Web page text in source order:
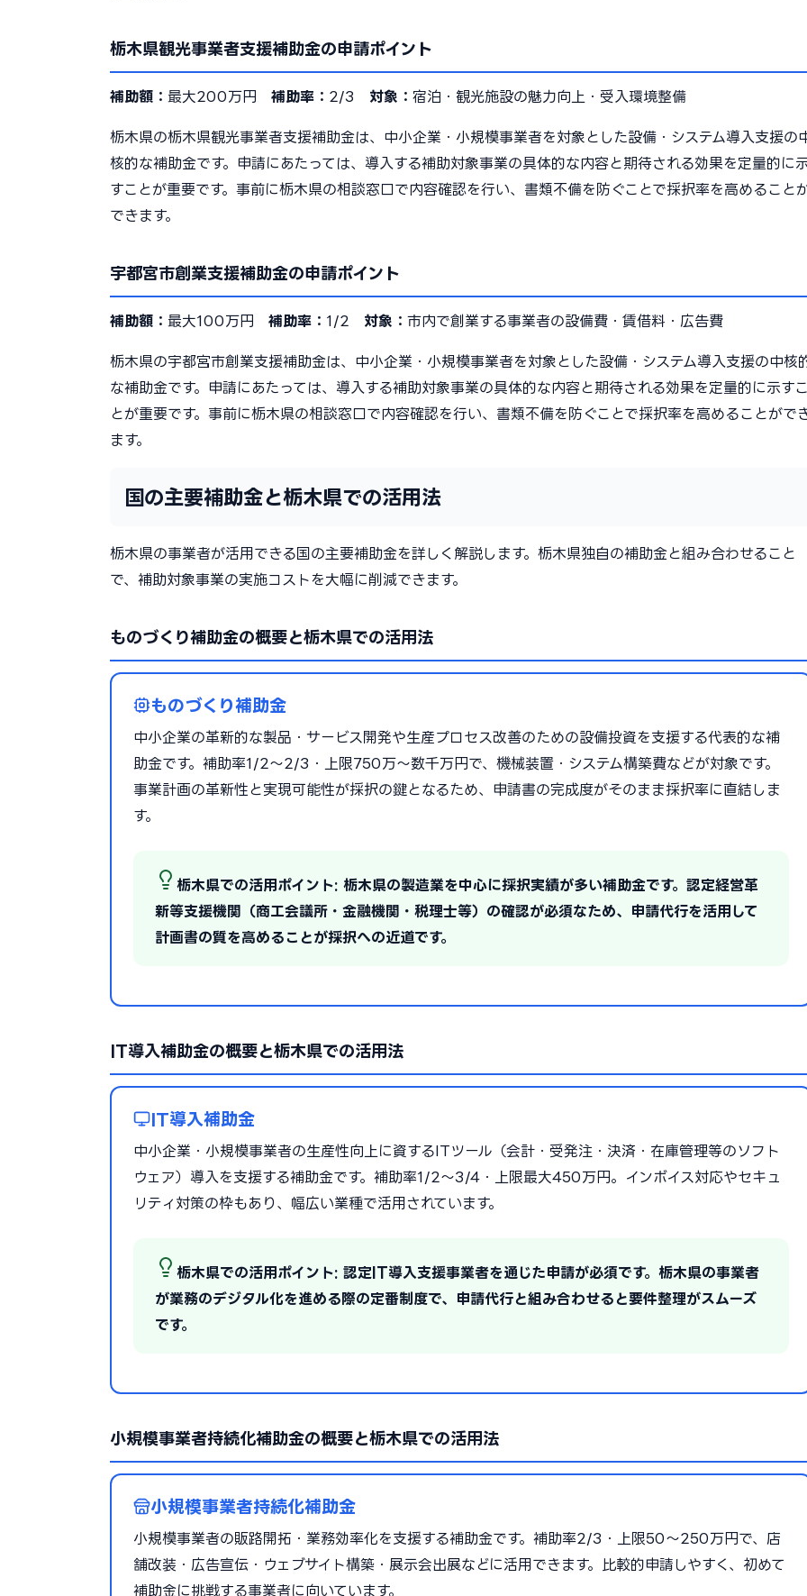
栃木県観光事業者支援補助金の申請ポイント
補助額： 最大200万円 補助率： 2/3 対象： 宿泊・観光施設の魅力向上・受入環境整備
栃木県の栃木県観光事業者支援補助金は、中小企業・小規模事業者を対象とした設備・システム導入支援の
核的な補助金です。申請にあたっては、導入する補助対象事業の具体的な内容と期待される効果を定量的に
すことが重要です。事前に栃木県の相談窓口で内容確認を行い、書類不備を防ぐことで採択率を高めること
できます。
宇都宮市創業支援補助金の申請ポイント
補助額： 最大100万円 補助率： 1/2 対象： 市内で創業する事業者の設備費・賃借料・広告費
栃木県の宇都宮市創業支援補助金は、中小企業・小規模事業者を対象とした設備・システム導入支援の中核
な補助金です。申請にあたっては、導入する補助対象事業の具体的な内容と期待される効果を定量的に示す
とが重要です。事前に栃木県の相談窓口で内容確認を行い、書類不備を防ぐことで採択率を高めることがで
ます。
国の主要補助金と栃木県での活用法
栃木県の事業者が活用できる国の主要補助金を詳しく解説します。栃木県独自の補助金と組み合わせること
で、補助対象事業の実施コストを大幅に削減できます。
ものづくり補助金の概要と栃木県での活用法
ものづくり補助金
中小企業の革新的な製品・サービス開発や生産プロセス改善のための設備投資を支援する代表的な補
助金です。補助率1/2〜2/3・上限750万〜数千万円で、機械装置・システム構築費などが対象です。
事業計画の革新性と実現可能性が採択の鍵となるため、申請書の完成度がそのまま採択率に直結しま
す。
栃木県での活用ポイント: 栃木県の製造業を中心に採択実績が多い補助金です。認定経営革
新等支援機関（商工会議所・金融機関・税理士等）の確認が必須なため、申請代行を活用して
計画書の質を高めることが採択への近道です。
IT導入補助金の概要と栃木県での活用法
IT導入補助金
中小企業・小規模事業者の生産性向上に資するITツール（会計・受発注・決済・在庫管理等のソフト
ウェア）導入を支援する補助金です。補助率1/2〜3/4・上限最大450万円。インボイス対応やセキュ
リティ対策の枠もあり、幅広い業種で活用されています。
栃木県での活用ポイント: 認定IT導入支援事業者を通じた申請が必須です。栃木県の事業者
が業務のデジタル化を進める際の定番制度で、申請代行と組み合わせると要件整理がスムーズ
です。
小規模事業者持続化補助金の概要と栃木県での活用法
小規模事業者持続化補助金
小規模事業者の販路開拓・業務効率化を支援する補助金です。補助率2/3・上限50〜250万円で、店
舗改装・広告宣伝・ウェブサイト構築・展示会出展などに活用できます。比較的申請しやすく、初めて
補助金に挑戦する事業者に向いています。